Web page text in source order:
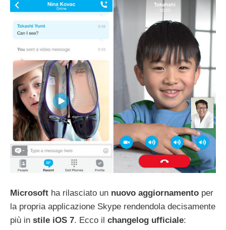
Microsoft ha rilasciato un nuovo aggiornamento per
la propria applicazione Skype rendendola decisamente
più in stile iOS 7. Ecco il changelog ufficiale: